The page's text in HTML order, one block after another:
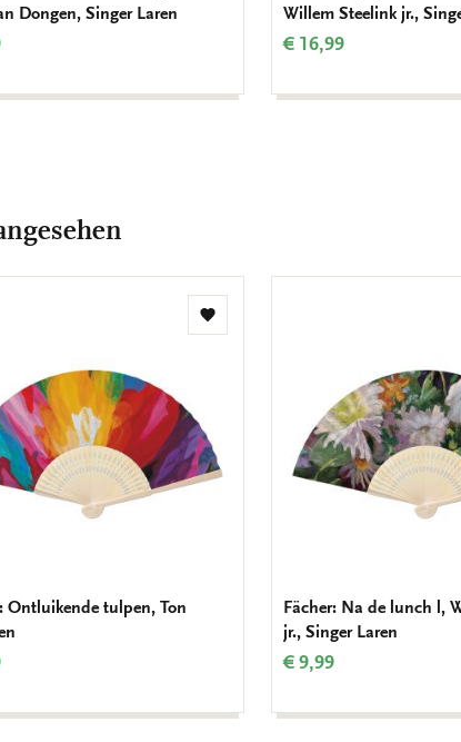
Dongen, Singer Laren
Willem Steelink jr.,
€ 16,99
Zur
Ontluikende tulpen, Ton
Fächer: Na de lunch l,
jr., Singer Laren
€ 9,99